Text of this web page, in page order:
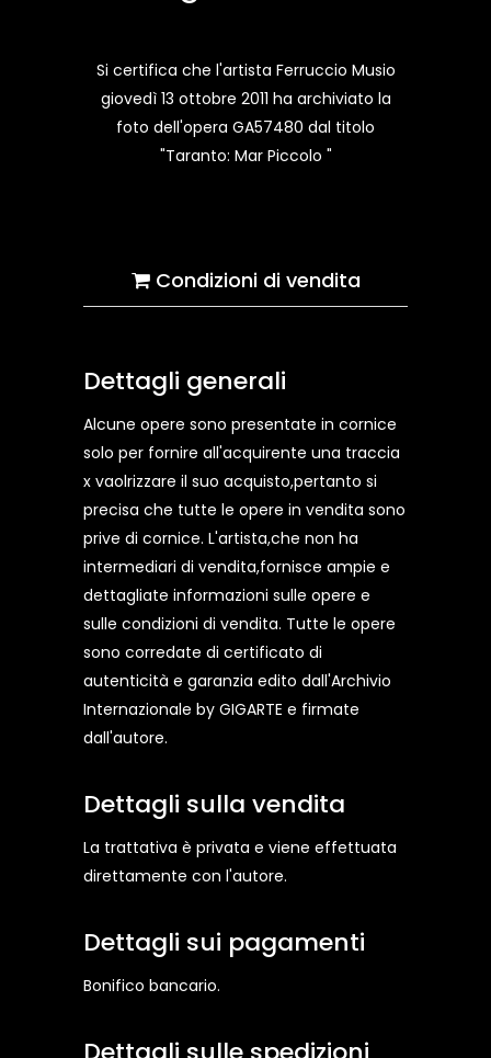
Si certifica che l'artista Ferruccio Musio
giovedì 13 ottobre 2011 ha archiviato la
foto dell'opera GA57480 dal titolo
"Taranto: Mar Piccolo "
Condizioni di vendita
Dettagli generali
Alcune opere sono presentate in cornice
solo per fornire all'acquirente una traccia
x vaolrizzare il suo acquisto,pertanto si
precisa che tutte le opere in vendita sono
prive di cornice. L'artista,che non ha
intermediari di vendita,fornisce ampie e
dettagliate informazioni sulle opere e
sulle condizioni di vendita. Tutte le opere
sono corredate di certificato di
autenticità e garanzia edito dall'Archivio
Internazionale by GIGARTE e firmate
dall'autore.
Dettagli sulla vendita
La trattativa è privata e viene effettuata
direttamente con l'autore.
Dettagli sui pagamenti
Bonifico bancario.